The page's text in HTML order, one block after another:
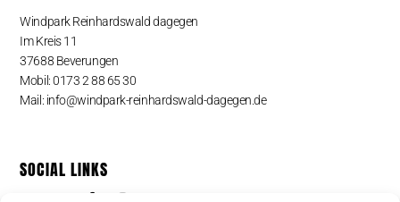
Windpark Reinhardswald dagegen
Im Kreis 11
37688 Beverungen
Mobil: 0173 2 88 65 30
Mail: info@windpark-reinhardswald-dagegen.de
SOCIAL LINKS